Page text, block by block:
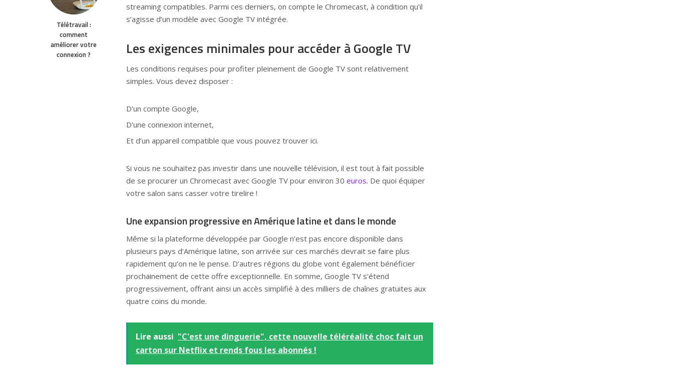
Télétravail :
comment
améliorer votre
connexion ?
streaming compatibles. Parmi ces derniers, on compte le Chromecast, à condition qu’il
s’agisse d’un modèle avec Google TV intégrée.
Les exigences minimales pour accéder à Google TV
Les conditions requises pour profiter pleinement de Google TV sont relativement
simples. Vous devez disposer :
D’un compte Google,
D’une connexion internet,
Et d’un appareil compatible que vous pouvez trouver ici.
Si vous ne souhaitez pas investir dans une nouvelle télévision, il est tout à fait possible
de se procurer un Chromecast avec Google TV pour environ 30 euros. De quoi équiper
votre salon sans casser votre tirelire !
Une expansion progressive en Amérique latine et dans le monde
Même si la plateforme développée par Google n’est pas encore disponible dans
plusieurs pays d’Amérique latine, son arrivée sur ces marchés devrait se faire plus
rapidement qu’on ne le pense. D’autres régions du globe vont également bénéficier
prochainement de cette offre exceptionnelle. En somme, Google TV s’étend
progressivement, offrant ainsi un accès simplifié à des milliers de chaînes gratuites aux
quatre coins du monde.
Lire aussi "C'est une dinguerie", cette nouvelle téléréalité choc fait un
carton sur Netflix et rends fous les abonnés !